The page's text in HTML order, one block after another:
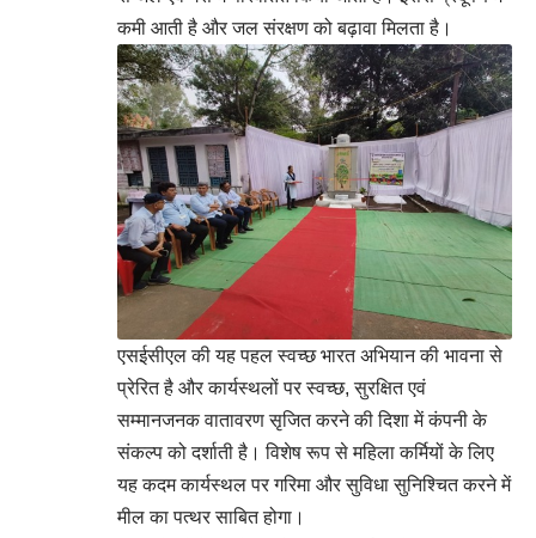
कमी आती है और जल संरक्षण को बढ़ावा मिलता है।
एसईसीएल की यह पहल स्वच्छ भारत अभियान की भावना से
प्रेरित है और कार्यस्थलों पर स्वच्छ, सुरक्षित एवं
सम्मानजनक वातावरण सृजित करने की दिशा में कंपनी के
संकल्प को दर्शाती है। विशेष रूप से महिला कर्मियों के लिए
यह कदम कार्यस्थल पर गरिमा और सुविधा सुनिश्चित करने में
मील का पत्थर साबित होगा।